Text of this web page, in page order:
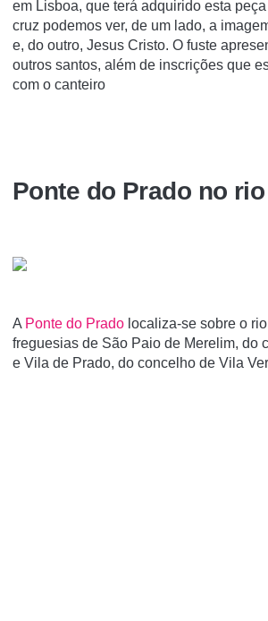
em Lisboa, que terá adquirido esta
cruz podemos ver, de um lado, a
e, do outro, Jesus Cristo. O fuste
outros santos, além de inscrições que
com o canteiro
Ponte do Prado no
A Ponte do Prado localiza-se sobre o
freguesias de São Paio de Merelim, do
e Vila de Prado, do concelho de Vila